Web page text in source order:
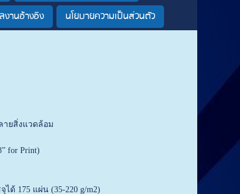
งานอ้างอิง นโยบายความเป็นส่วนตัว
ายสิ่งแวดล้อม
for Print)
ด้ 175 แผ่น (35-220 g/m2)